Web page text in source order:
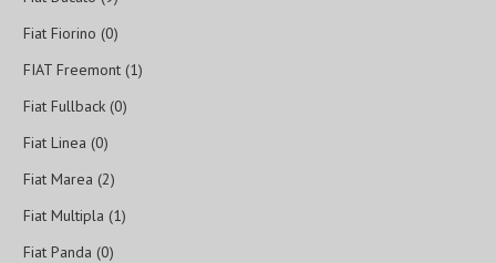
Fiat Fiorino (0)
FIAT Freemont (1)
Fiat Fullback (0)
Fiat Linea (0)
Fiat Marea (2)
Fiat Multipla (1)
Fiat Panda (0)